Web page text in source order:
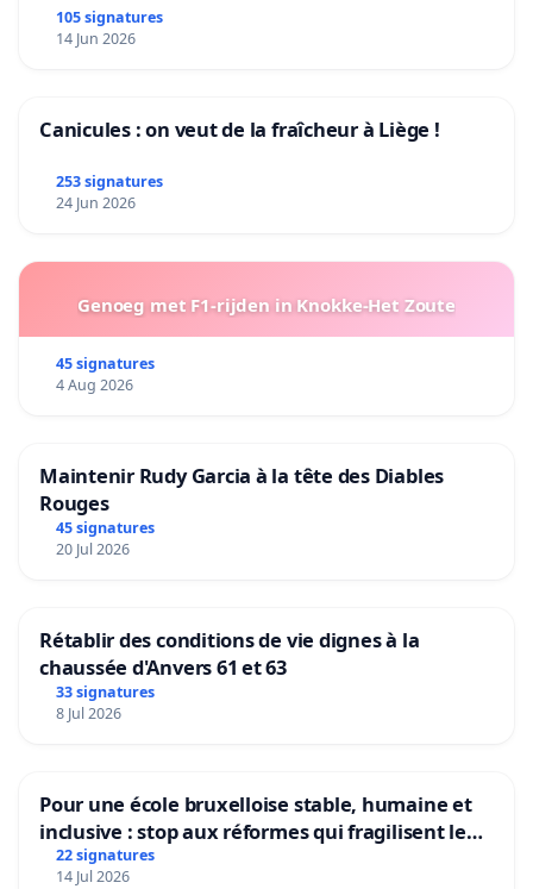
105 signatures
14 Jun 2026
Canicules : on veut de la fraîcheur à Liège !
253 signatures
24 Jun 2026
Genoeg met F1-rijden in Knokke-Het Zoute
45 signatures
4 Aug 2026
Maintenir Rudy Garcia à la tête des Diables
Rouges
45 signatures
20 Jul 2026
Rétablir des conditions de vie dignes à la
chaussée d'Anvers 61 et 63
33 signatures
8 Jul 2026
Pour une école bruxelloise stable, humaine et
inclusive : stop aux réformes qui fragilisent le
primaire
22 signatures
14 Jul 2026